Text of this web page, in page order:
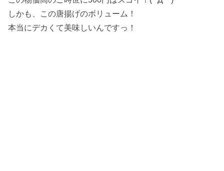
しかも、この唐揚げのボリューム！
本当にデカくて美味しいんですっ！